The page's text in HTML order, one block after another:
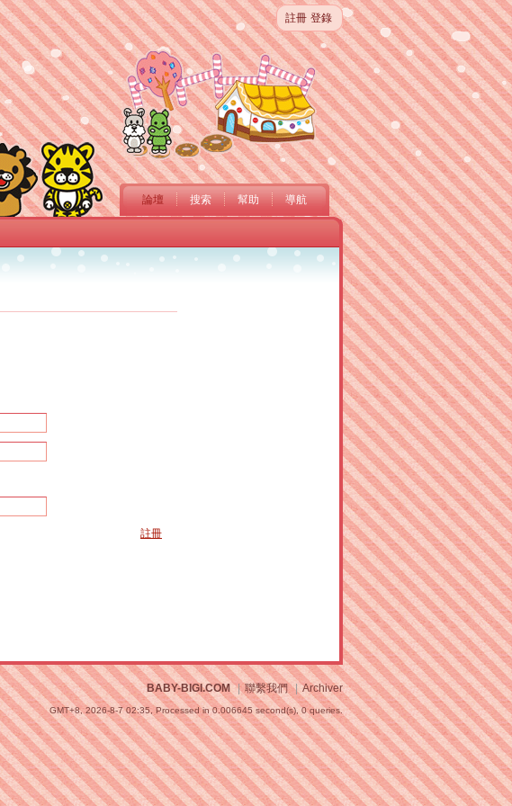
註冊 登錄
論壇 搜索 幫助 導航
註冊
BABY-BIGI.COM | 聯繫我們 | Archiver
GMT+8, 2026-8-7 02:35, Processed in 0.006645 second(s), 0 queries.